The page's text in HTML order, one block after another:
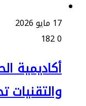
الحسن